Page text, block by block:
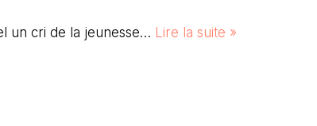
un cri de la jeunesse… Lire la suite »